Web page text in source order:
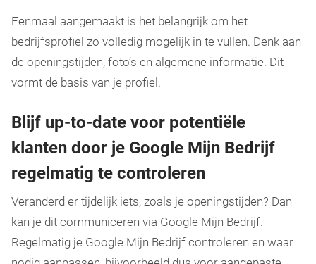
Eenmaal aangemaakt is het belangrijk om het
bedrijfsprofiel zo volledig mogelijk in te vullen. Denk aan
de openingstijden, foto’s en algemene informatie. Dit
vormt de basis van je profiel.
Blijf up-to-date voor potentiële
klanten door je Google Mijn Bedrijf
regelmatig te controleren
Veranderd er tijdelijk iets, zoals je openingstijden? Dan
kan je dit communiceren via Google Mijn Bedrijf.
Regelmatig je Google Mijn Bedrijf controleren en waar